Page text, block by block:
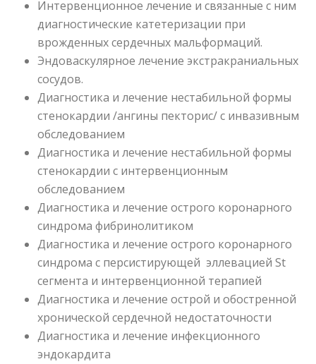
Интервенционное лечение и связанные с ним
диагностические катетеризации при
врожденных сердечных мальформаций.
Эндоваскулярное лечение экстракраниальных
сосудов.
Диагностика и лечение нестабильной формы
стенокардии /ангины пекторис/ с инвазивным
обследованием
Диагностика и лечение нестабильной формы
стенокардии с интервенционным
обследованием
Диагностика и лечение острого коронарного
синдрома фибринолитиком
Диагностика и лечение острого коронарного
синдрома с персистирующей эллевацией St
сегмента и интервенционной терапиeй
Диагностика и лечение острой и обостренной
хронической сердечной недостаточности
Диагностика и лечение инфекционного
эндокардита